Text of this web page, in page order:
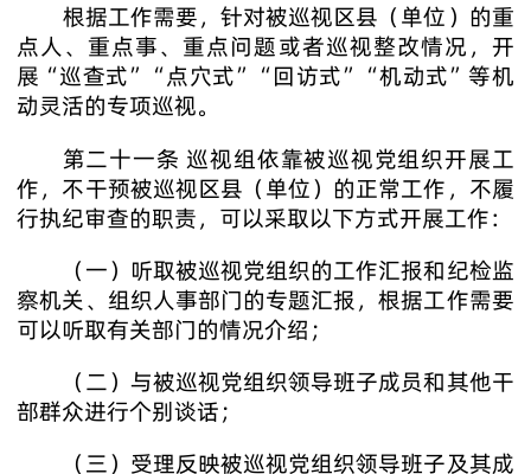
根据工作需要，针对被巡视区县（单位）的重
点人、重点事、重点问题或者巡视整改情况，开
展“巡查式”“点穴式”“回访式”“机动式”等机
动灵活的专项巡视。
第二十一条 巡视组依靠被巡视党组织开展工
作，不干预被巡视区县（单位）的正常工作，不履
行执纪审查的职责，可以采取以下方式开展工作：
（一）听取被巡视党组织的工作汇报和纪检监
察机关、组织人事部门的专题汇报，根据工作需要
可以听取有关部门的情况介绍；
（二）与被巡视党组织领导班子成员和其他干
部群众进行个别谈话；
（三）受理反映被巡视党组织领导班子及其成